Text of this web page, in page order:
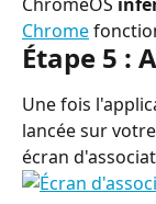
Chrome
Étape 5 :
Une fois
lancée sur
écran